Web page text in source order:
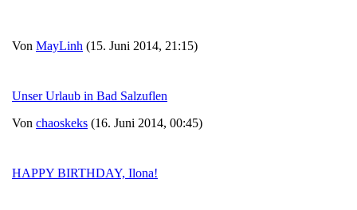
Von MayLinh (15. Juni 2014, 21:15)
Unser Urlaub in Bad Salzuflen
Von chaoskeks (16. Juni 2014, 00:45)
HAPPY BIRTHDAY, Ilona!